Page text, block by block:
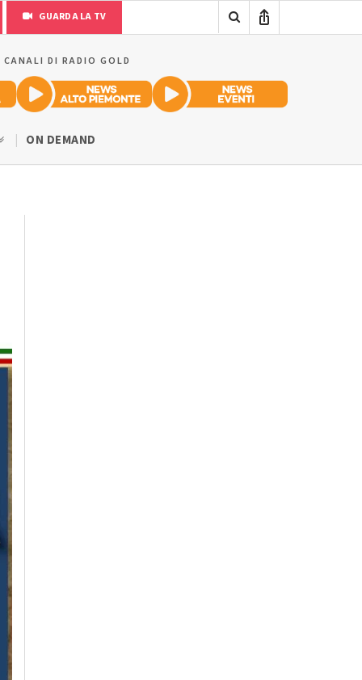
GUARDA LA TV
DI RADIO GOLD
ON DEMAND